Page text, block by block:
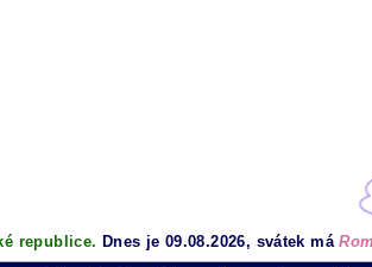
republice. Dnes je 09.08.2026, svátek má